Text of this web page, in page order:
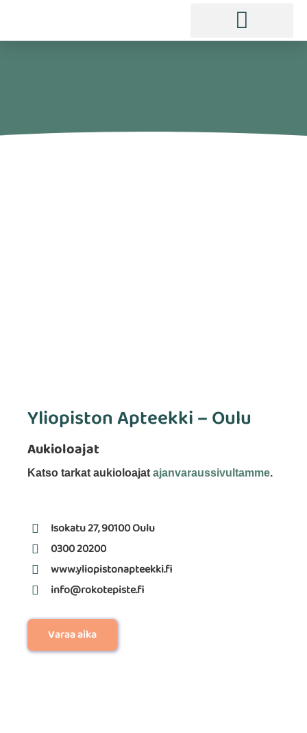
Yliopiston Apteekki – Oulu
Aukioloajat
Katso tarkat aukioloajat ajanvaraussivultamme.
Isokatu 27, 90100 Oulu
0300 20200
www.yliopistonapteekki.fi
info@rokotepiste.fi
Varaa aika